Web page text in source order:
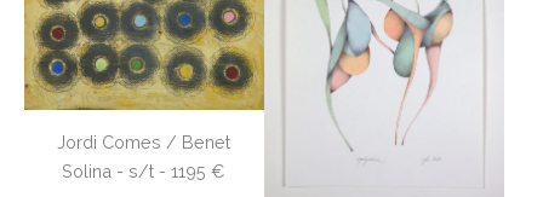
Jordi Comes / Benet
Solina - s/t - 1195 €